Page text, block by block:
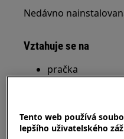
Nedávno
Vztahuje se na
pračka
Chlad
Tento web používá
lepšího uživatelského